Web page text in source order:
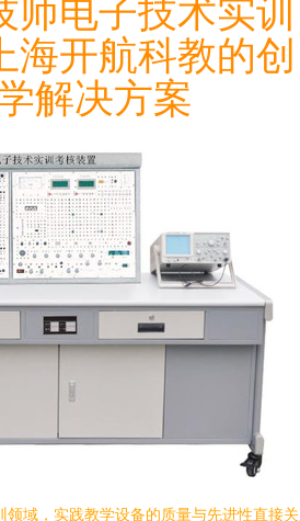
师电子技术实训
海开航科教的创
解决方案
域，实践教学设备的质量与先进性直接